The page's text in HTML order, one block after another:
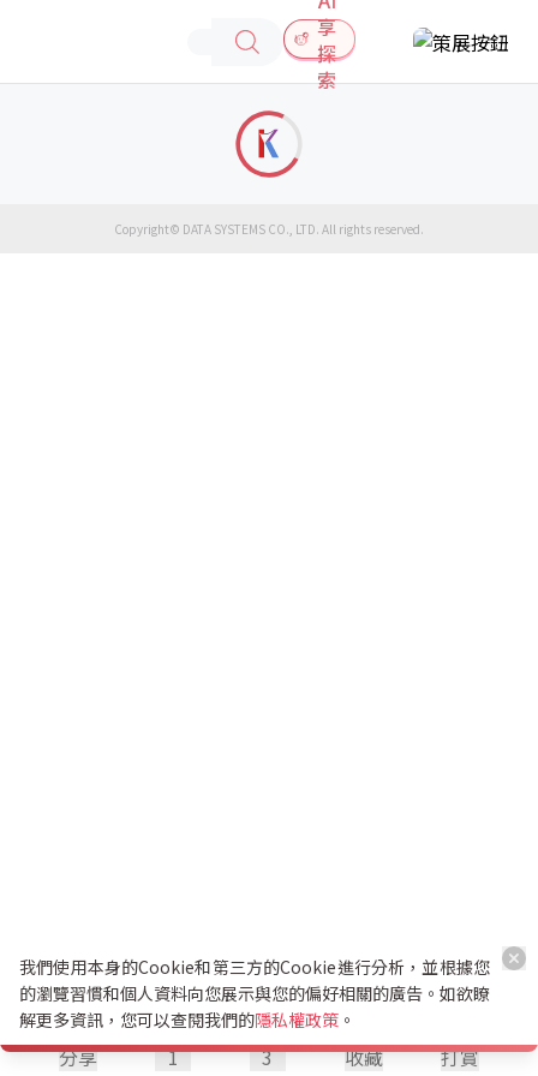
享
探
索
分享 1 3 收藏 打賞
Copyright© DATA SYSTEMS CO., LTD. All rights reserved.
我們使用本身的Cookie和第三方的Cookie進行分析，並根據您
的瀏覽習慣和個人資料向您展示與您的偏好相關的廣告。如欲瞭
解更多資訊，您可以查閱我們的隱私權政策 。